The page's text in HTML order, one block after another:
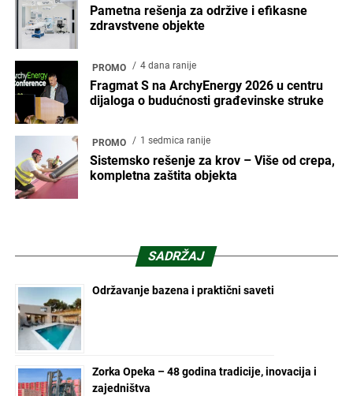
Pametna rešenja za održive i efikasne
zdravstvene objekte
PROMO 4 dana ranije
Fragmat S na ArchyEnergy 2026 u centru
dijaloga o budućnosti građevinske struke
PROMO 1 sedmica ranije
Sistemsko rešenje za krov – Više od crepa,
kompletna zaštita objekta
SADRŽAJ
Održavanje bazena i praktični saveti
Zorka Opeka – 48 godina tradicije, inovacija i
zajedništva